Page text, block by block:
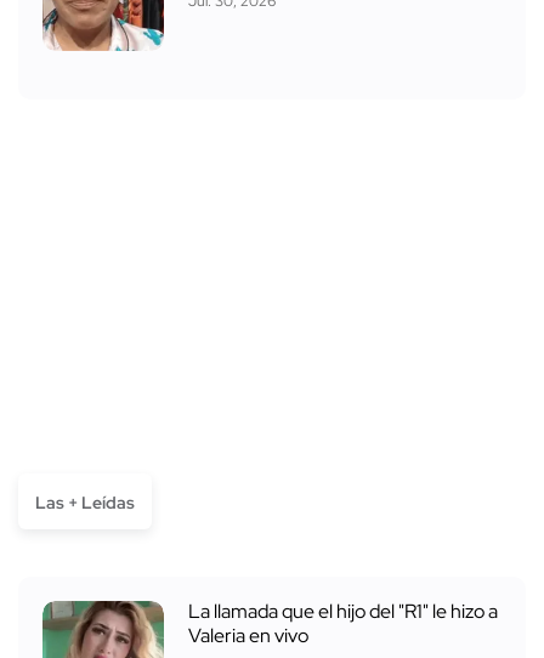
Las + Leídas
La llamada que el hijo del "R1" le hizo a
Valeria en vivo